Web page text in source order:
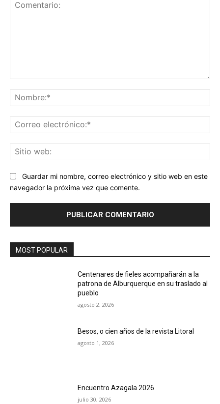
Guardar mi nombre, correo electrónico y sitio web en este
navegador la próxima vez que comente.
MOST POPULAR
Centenares de fieles acompañarán a la
patrona de Alburquerque en su traslado al
pueblo
agosto 2, 2026
Besos, o cien años de la revista Litoral
agosto 1, 2026
Encuentro Azagala 2026
julio 30, 2026